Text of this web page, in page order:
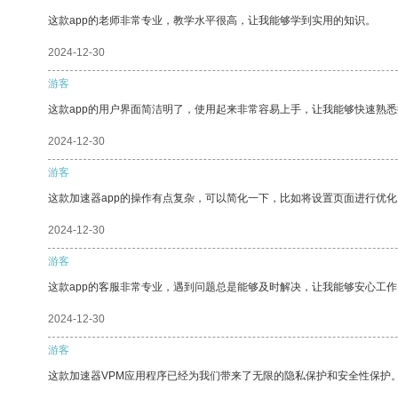
这款app的老师非常专业，教学水平很高，让我能够学到实用的知识。
2024-12-30
游客
这款app的用户界面简洁明了，使用起来非常容易上手，让我能够快速熟悉
2024-12-30
游客
这款加速器app的操作有点复杂，可以简化一下，比如将设置页面进行优化
2024-12-30
游客
这款app的客服非常专业，遇到问题总是能够及时解决，让我能够安心工作
2024-12-30
游客
这款加速器VPM应用程序已经为我们带来了无限的隐私保护和安全性保护。